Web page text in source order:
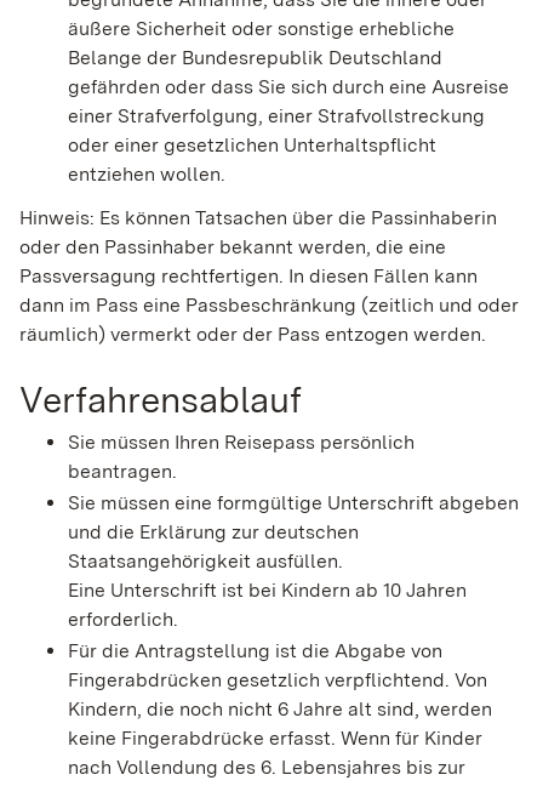
äußere Sicherheit oder sonstige erhebliche
Belange der Bundesrepublik Deutschland
gefährden oder dass Sie sich durch eine Ausreise
einer Strafverfolgung, einer Strafvollstreckung
oder einer gesetzlichen Unterhaltspflicht
entziehen wollen
Hinweis: Es können Tatsachen über die Passinhaberin
oder den Passinhaber bekannt werden, die eine
Passversagung rechtfertigen. In diesen Fällen kann
dann im Pass eine Passbeschränkung (zeitlich und oder
räumlich) vermerkt oder der Pass entzogen werden.
Verfahrensablauf
Sie müssen Ihren Reisepass persönlich
beantragen.
Sie müssen eine formgültige Unterschrift abgeben
und die Erklärung zur deutschen
Staatsangehörigkeit ausfüllen.
Eine Unterschrift ist bei Kindern ab 10 Jahren
erforderlich.
Für die Antragstellung ist die Abgabe von
Fingerabdrücken gesetzlich verpflichtend. Von
Kindern, die noch nicht 6 Jahre alt sind, werden
keine Fingerabdrücke erfasst. Wenn für Kinder
nach Vollendung des 6. Lebensjahres bis zur